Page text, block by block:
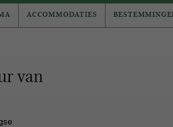
ACCOMMODATIES
van